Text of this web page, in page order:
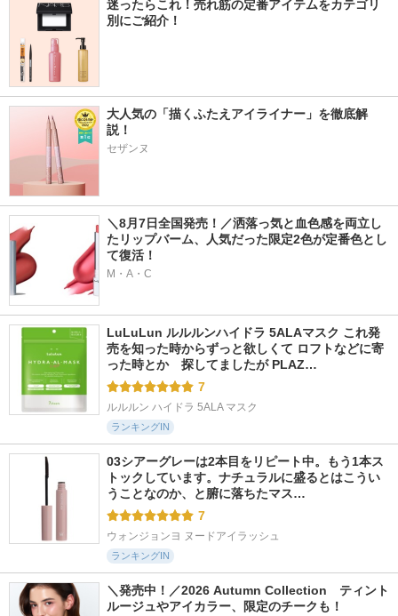
迷ったらこれ！売れ筋の定番アイテムをカテゴリ
別にご紹介！
大人気の「描くふたえアイライナー」を徹底解
説！
セザンヌ
＼8月7日全国発売！／洒落っ気と血色感を両立し
たリップバーム、人気だった限定2色が定番色とし
て復活！
M・A・C
LuLuLun ルルルンハイドラ 5ALAマスク これ発
売を知った時からずっと欲しくて ロフトなどに寄
った時とか　探してましたが PLAZ…
7
ルルルン ハイドラ 5ALA マスク
ランキングIN
03シアーグレーは2本目をリピート中。もう1本ス
トックしています。ナチュラルに盛るとはこうい
うことなのか、と腑に落ちたマス…
7
ウォンジョンヨ ヌードアイラッシュ
ランキングIN
＼発売中！／2026 Autumn Collection　ティント
ルージュやアイカラー、限定のチークも！